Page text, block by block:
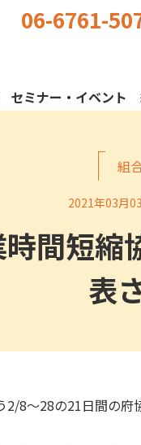
セミナー・イベント
06-6761-
組
2021年03月
間短縮
表
2/8～28の21日間の